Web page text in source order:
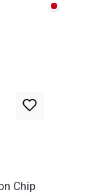
Nicht
Chip